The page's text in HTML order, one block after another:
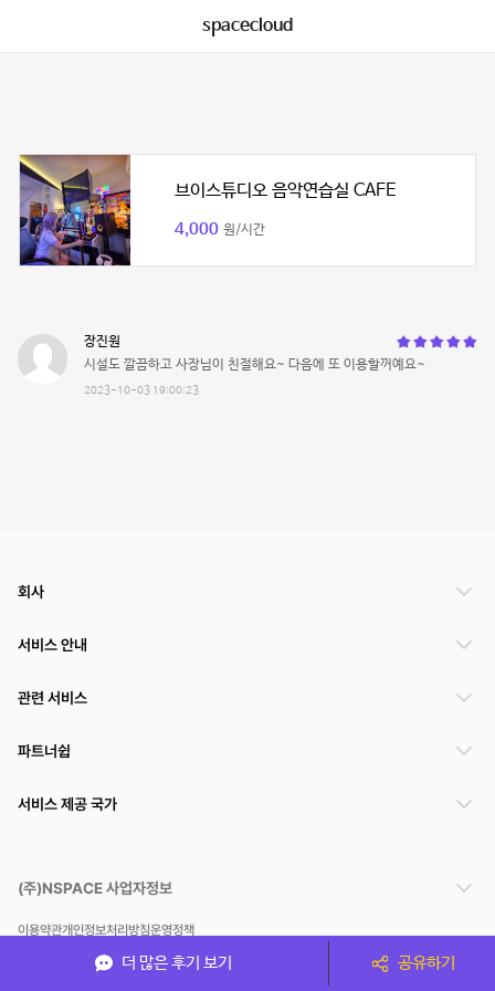
spacecloud
브이스튜디오 음악연습실 CAFE
4,000 원/시간
장진원
시설도 깔끔하고 사장님이 친절해요~ 다음에 또 이용할꺼예요~
2023-10-03 19:00:23
더 많은 후기 보기 공유하기
회사
서비스 안내
관련 서비스
파트너쉽
서비스 제공 국가
(주)NSPACE 사업자정보
이용약관개인정보처리방침운영정책
스페이스클라우드는 통신판매중개자이며 통신판매의 당사자가 아닙니다. 따라서 스페이스클
라우드는 공간 거래정보 및 거래에 대해 책임지지 않습니다.